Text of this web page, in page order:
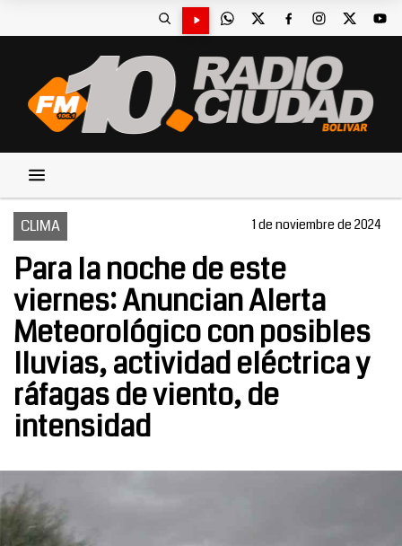
CLIMA 1 de noviembre de 2024
Para la noche de este
viernes: Anuncian Alerta
Meteorológico con posibles
lluvias, actividad eléctrica y
ráfagas de viento, de
intensidad